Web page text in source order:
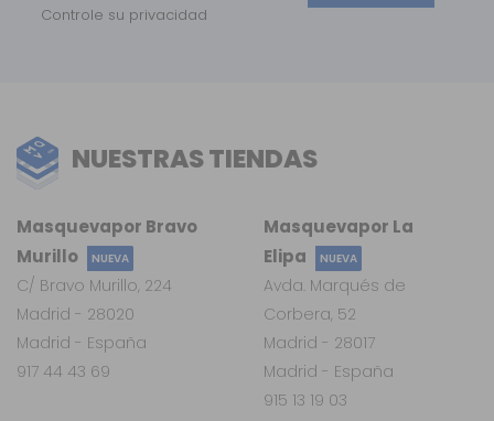
Controle su privacidad
NUESTRAS TIENDAS
Masquevapor La
Elipa
NUEVA
Avda. Marqués de
Corbera, 52
Madrid - 28017
Madrid - España
915 13 19 03
Masquevapor Bravo
Murillo
NUEVA
C/ Bravo Murillo, 224
Madrid - 28020
Madrid - España
917 44 43 69